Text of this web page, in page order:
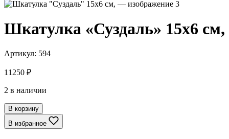
Шкатулка «Суздаль» 15х6 см,
Артикул: 594
11250 ₽
2 в наличии
В корзину
В избранное